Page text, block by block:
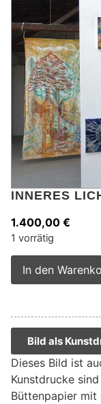
INNERES
1.400,00 €
1 vorrätig
In den
Bild als
Dieses Bild ist
Kunstdrucke
Büttenpapier